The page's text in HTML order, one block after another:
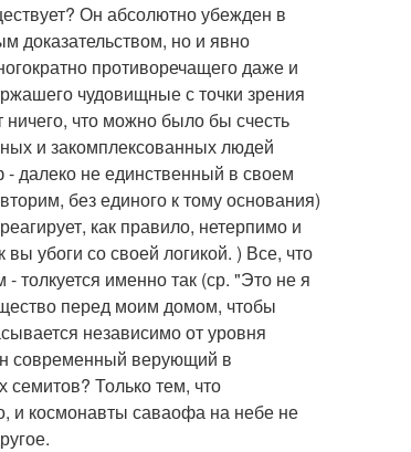
Он абсолютно убежден в
доказательством, но и явно
противоречащего даже и
чудовищные с точки зрения
что можно было бы счесть
и закомплексованных людей
далеко не единственный в своем
без единого к тому основания)
как правило, нетерпимо и
убоги со своей логикой. ) Все, что
именно так (ср. "Это не я
перед моим домом, чтобы
независимо от уровня
современный верующий в
семитов? Только тем, что
и космонавты саваофа на небе не